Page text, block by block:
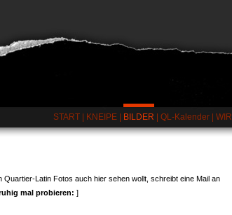
START KNEIPE BILDER QL-Kalender WIR
Latin Fotos auch hier sehen wollt, schreibt eine Mail an
mal probieren: ]